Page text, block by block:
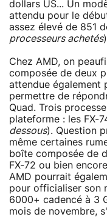
dollars US... Un
attendu pour le
assez élevé de 851
processeurs achetés
Chez AMD, on
composée de deux
attendue également
permettre de
Quad. Trois
plateforme : les FX-
dessous). Question
même certaines
boîte composée de
FX-72 ou bien
AMD pourrait
pour officialiser son
6000+ cadencé à 3
mois de novembre,